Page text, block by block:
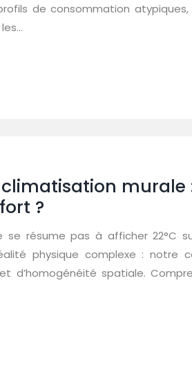
de consommation
murale
?
se résume pas à afficher 22°C
physique complexe : notre
d’homogénéité spatiale.